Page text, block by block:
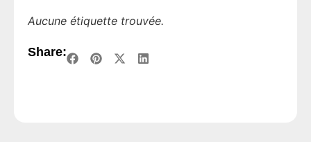
Aucune étiquette trouvée.
Share: